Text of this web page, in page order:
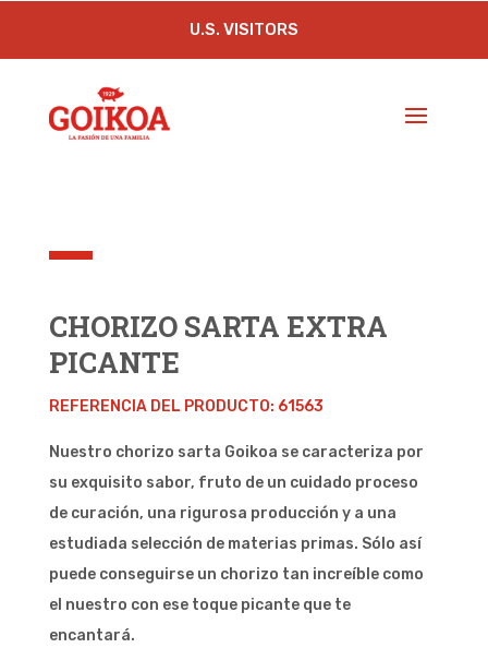
U.S. VISITORS
CHORIZO SARTA EXTRA
PICANTE
REFERENCIA DEL PRODUCTO: 61563
Nuestro chorizo sarta Goikoa se caracteriza por
su exquisito sabor, fruto de un cuidado proceso
de curación, una rigurosa producción y a una
estudiada selección de materias primas. Sólo así
puede conseguirse un chorizo tan increíble como
el nuestro con ese toque picante que te
encantará.